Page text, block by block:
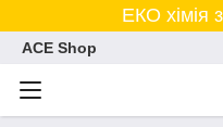
ЕКО хімія
ACE Shop